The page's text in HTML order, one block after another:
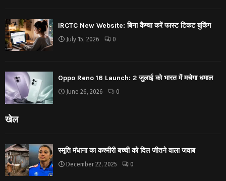
IRCTC New Website: बिना कैप्चा करें फास्ट टिकट बुकिंग
July 15, 2026 0
Oppo Reno 16 Launch: 2 जुलाई को भारत में मचेगा धमाल
June 26, 2026 0
खेल
स्मृति मंधाना का कश्मीरी बच्ची को दिल जीतने वाला जवाब
December 22, 2025 0